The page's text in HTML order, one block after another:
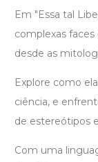
Em "Essa tal
complexas faces
desde as
Explore como
ciência, e
de estereótipos
Com uma